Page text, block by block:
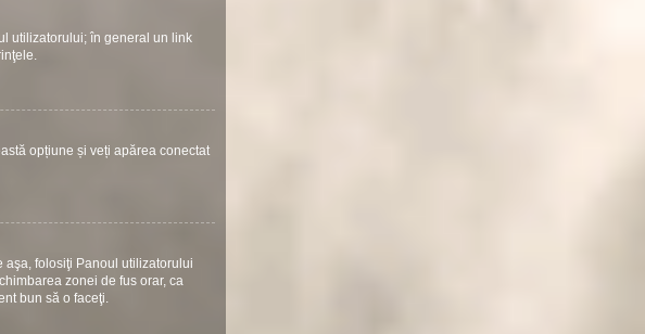
utilizatorului; în general un link
opțiune și veți apărea conectat
aşa, folosiţi Panoul utilizatorului
zonei de fus orar, ca
bun să o faceţi.